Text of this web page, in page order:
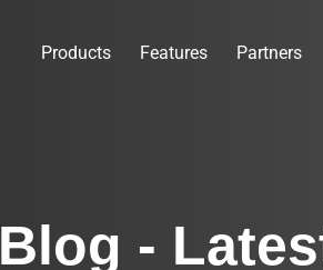
Products Features Partners
Blog -